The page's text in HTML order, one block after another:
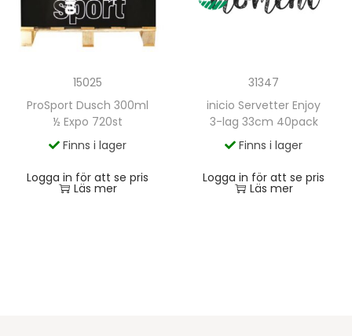
15025
ProSport Dusch 300ml
½ Expo 720st
Finns i lager
Logga in för att se pris
Läs mer
31347
inicio Servetter Enjoy
3-lag 33cm 40pack
Finns i lager
Logga in för att se pris
Läs mer